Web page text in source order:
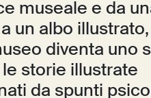
museale e da
un albo
diventa uno
storie illustrate
da spunti